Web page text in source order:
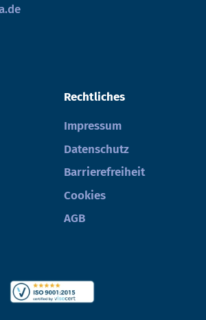
Rechtliches
Impressum
Datenschutz
Barrierefreiheit
Cookies
AGB